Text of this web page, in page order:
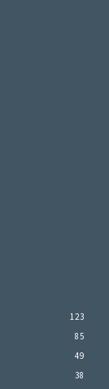
123
85
49
38